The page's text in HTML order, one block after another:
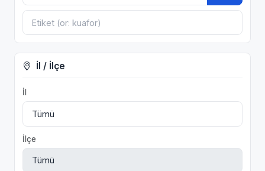
İl / İlçe
İl
İlçe